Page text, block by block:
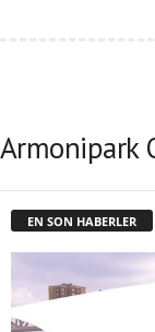
Armonipark
EN SON HABERLER